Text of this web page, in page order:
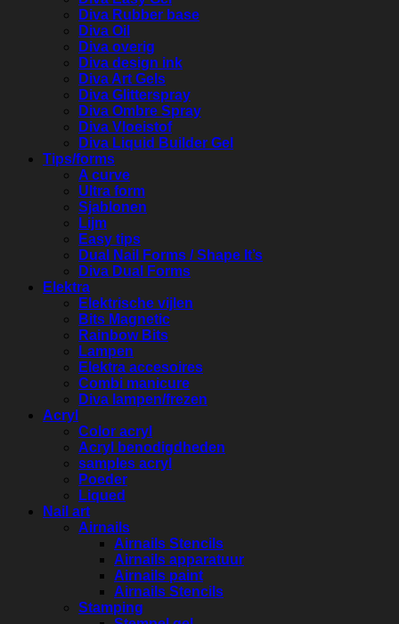
Diva Rubber base
Diva Oil
Diva overig
Diva design ink
Diva Art Gels
Diva Glitterspray
Diva Ombre Spray
Diva Vloeistof
Diva Liquid Builder Gel
Tips/forms
A curve
Ultra form
Sjablonen
Lijm
Easy tips
Dual Nail Forms / Shape It’s
Diva Dual Forms
Elektra
Elektrische vijlen
Bits Magnetic
Rainbow Bits
Lampen
Elektra accesoires
Combi manicure
Diva lampen/frezen
Acryl
Color acryl
Acryl benodigdheden
samples acryl
Poeder
Liqued
Nail art
Airnails
Airnails Stencils
Airnails apparatuur
Airnails paint
Airnails Stencils
Stamping